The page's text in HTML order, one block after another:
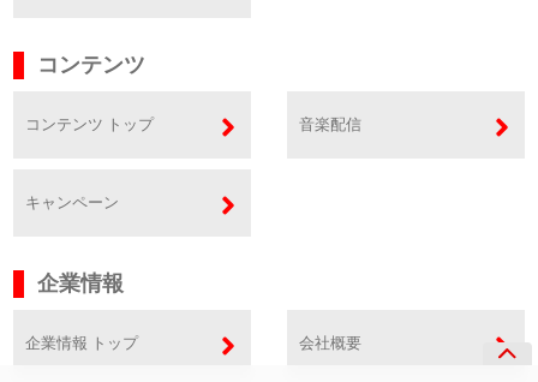
コンテンツ
コンテンツ トップ 音楽配信
キャンペーン
企業情報
企業情報 トップ 会社概要